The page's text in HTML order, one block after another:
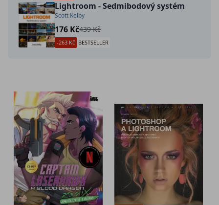
Lightroom - Sedmibodový systém
Scott Kelby
176 Kč439 Kč
-263 Kč BESTSELLER